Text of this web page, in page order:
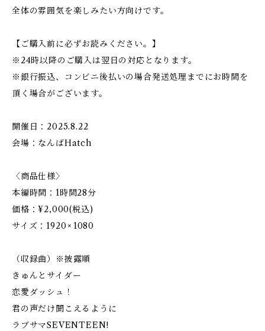
全体の雰囲気を楽しみたい方向けです。
【ご購入前に必ずお読みください。】
※24時以降のご購入は翌日の対応となります。
※銀行振込、コンビニ後払いの場合発送処理までにお時間を
頂く場合がございます。
開催日：2025.8.22
会場：なんばHatch
〈商品仕様〉
本編時間：1時間28分
価格：¥2,000(税込)
サイズ：1920 × 1080
（収録曲）※披露順
きゅんとサイダー
恋愛ダッシュ！
君の声だけ聞こえるように
ラブサマSEVENTEEN!